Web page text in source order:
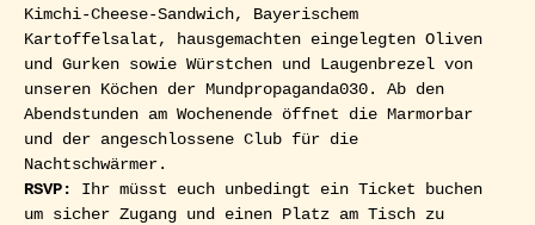
Kimchi-Cheese-Sandwich, Bayerischem
Kartoffelsalat, hausgemachten eingelegten Oliven
und Gurken sowie Würstchen und Laugenbrezel von
unseren Köchen der Mundpropaganda030. Ab den
Abendstunden am Wochenende öffnet die Marmorbar
und der angeschlossene Club für die
Nachtschwärmer.
RSVP: Ihr müsst euch unbedingt ein Ticket buchen
um sicher Zugang und einen Platz am Tisch zu